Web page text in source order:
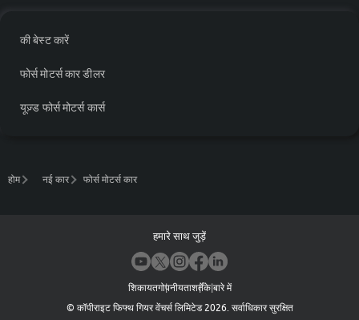
की बेस्ट कारें
फोर्स मोटर्स कार डीलर
यूज़्ड फोर्स मोटर्स कार्स
होम नई कार फोर्स मोटर्स कार
हमारे साथ जुड़ें
शिकायतगोपनीयताशर्तेंके बारे में
© कॉपीराइट फिफ्थ गियर वेंचर्स लिमिटेड 2026. सर्वाधिकार सुरक्षित